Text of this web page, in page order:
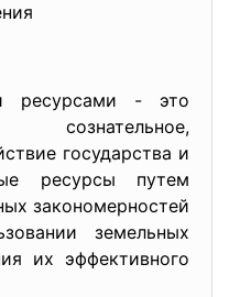
ресурсами - это
государства и
ресурсы путем
закономерностей
земельных
их эффективного